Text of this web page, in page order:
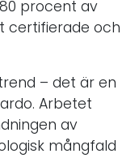
procent av
certifierade och
– det är en
Arbetet
av
mångfald